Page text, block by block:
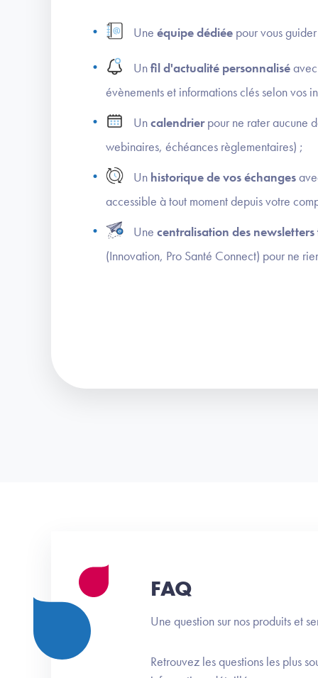
Une équipe dédiée pour vous
Unfil d'actualité personnalisé
évènements et informations clés selon vos
Uncalendrierpour ne rater aucune
webinaires, échéances règlementaires) ;
Un historique de vos échanges
accessible à tout moment depuis votre
Une centralisation des
(Innovation, Pro Santé Connect) pour ne
FAQ
Une question sur nos produits et
Retrouvez les questions les plus